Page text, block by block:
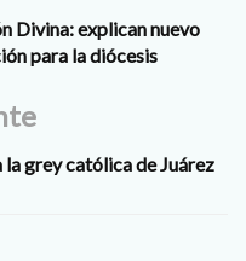
Divina: explican nuevo
para la diócesis
la grey católica de Juárez